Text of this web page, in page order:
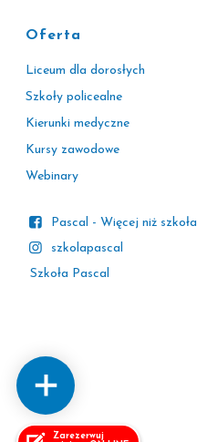
Zarezerwuj
Oferta
Liceum dla dorosłych
Szkoły policealne
Kierunki medyczne
Kursy zawodowe
Webinary
Pascal - Więcej niż szkoła
szkolapascal
Szkoła Pascal